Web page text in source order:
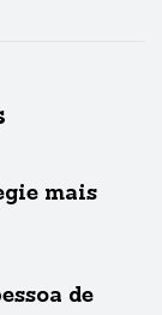
mais
de